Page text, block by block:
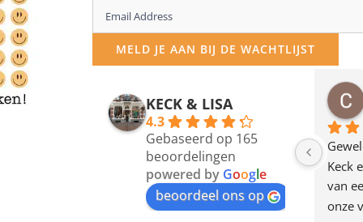
Enter
your
email
MELD JE AAN BIJ DE WACHTLIJST
KECK & LISA
4.3
Gebaseerd op 165
beoordelingen
powered by Google
beoordeel ons op
geleden 12 maanden geleden
Waarom in hemelsnaam
de woonwinkel op de
klippen  laten lopen? Waar
moeten nu de design
Keck
van
onze